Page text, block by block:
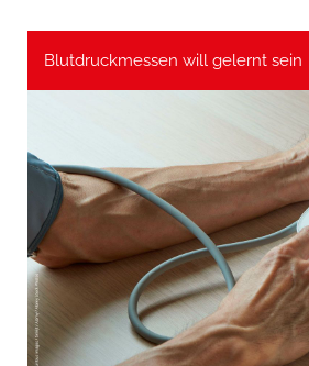
Blutdruckmessen will gelernt sein